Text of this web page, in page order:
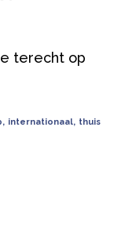
terecht op
, internationaal, thuis